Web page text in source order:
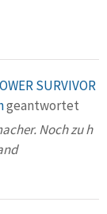
SURVIVOR
geantwortet
Noch zu h